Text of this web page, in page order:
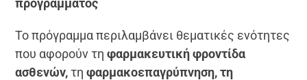
Το πρόγραμμα περιλαμβάνει θεματικές ενότητες
που αφορούν τη φαρμακευτική φροντίδα
ασθενών,τηφαρμακοεπαγρύπνηση, τη